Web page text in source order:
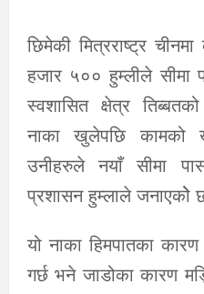
छिमेकी मित्रराष्ट्र
हजार ५०० हुम्लीले सीमा
स्वशासित क्षेत्र
नाका खुलेपछि कामको
उनीहरुले नयाँ सीमा
प्रशासन हुम्लाले जनाएकोे
यो नाका हिमपातका
गर्छ भने जाडोका कारण